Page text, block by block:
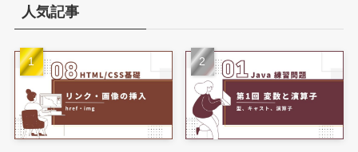
人気記事